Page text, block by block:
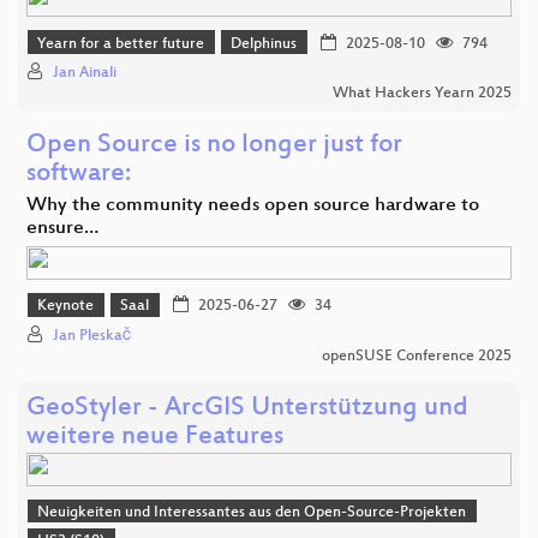
Yearn for a better future Delphinus 2025-08-10
794
Jan Ainali
What Hackers Yearn 2025
Open Source is no longer just for
software:
Why the community needs open source hardware to
ensure…
Keynote Saal 2025-06-27
34
Jan Pleskač
openSUSE Conference 2025
GeoStyler - ArcGIS Unterstützung und
weitere neue Features
Neuigkeiten und Interessantes aus den Open-Source-Projekten